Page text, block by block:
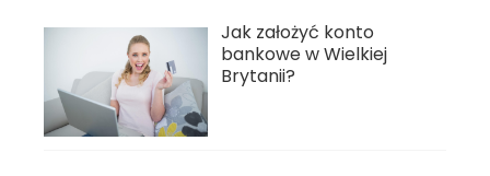
Jak założyć konto
bankowe w Wielkiej
Brytanii?